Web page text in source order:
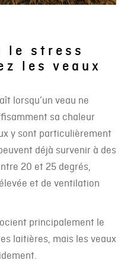
le stress
les veaux
lorsqu’un veau ne
sa chaleur
y sont particulièrement
déjà survenir à des
20 et 25 degrés,
et de ventilation
principalement le
laitières, mais les veaux